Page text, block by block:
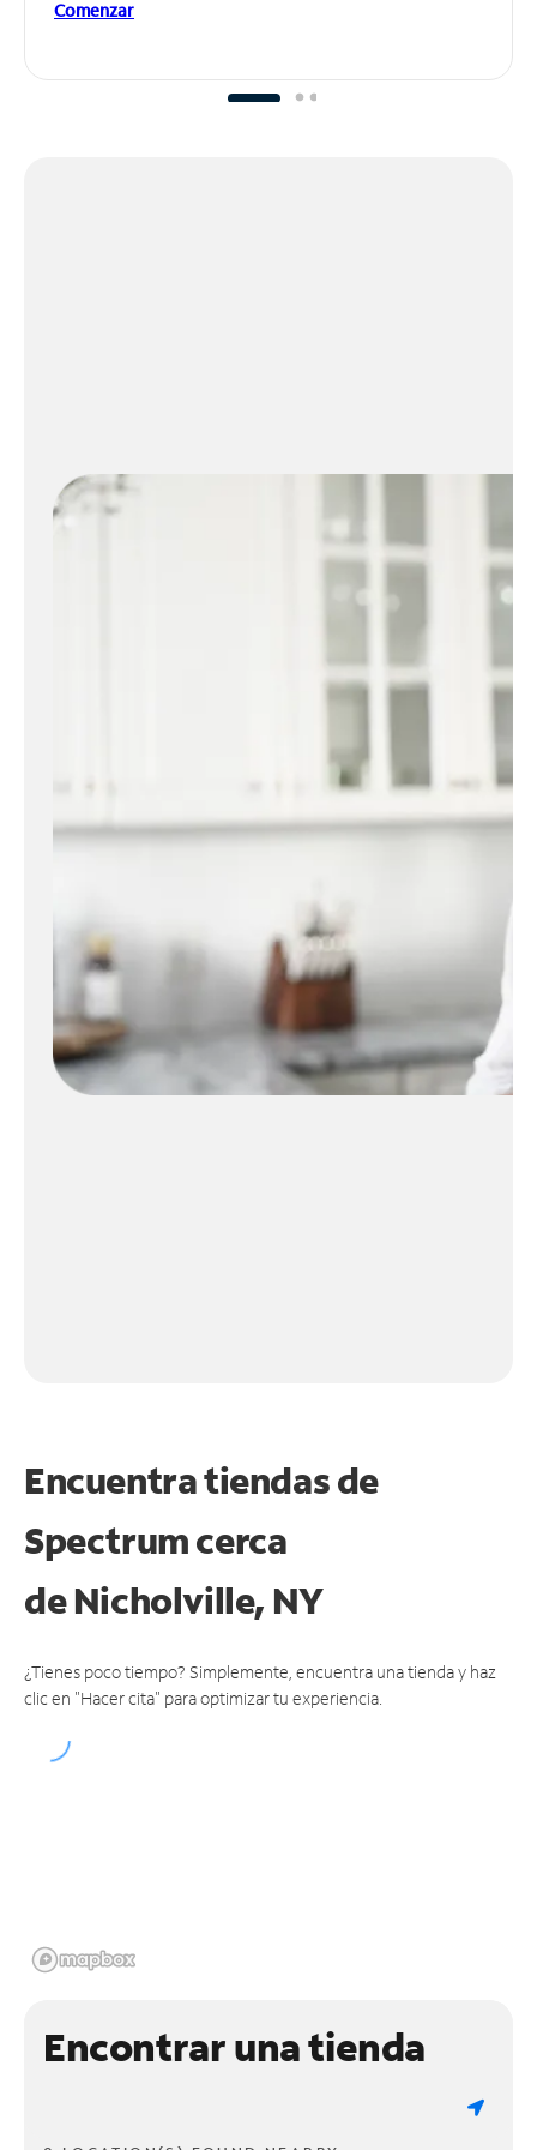
Comenzar
Encuentra tiendas de
Spectrum cerca
deNicholville, NY
¿Tienes poco tiempo? Simplemente, encuentra una tienda y haz
clic en "Hacer cita" para optimizar tu experiencia.
Encontrar una tienda